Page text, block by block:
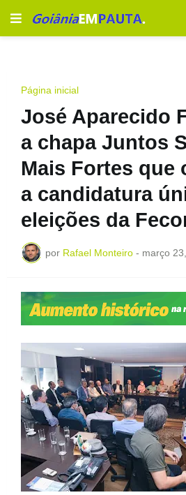
Página inicial
José Aparecido
a chapa Juntos
Mais Fortes que
a candidatura
eleições da
por Rafael Monteiro - março